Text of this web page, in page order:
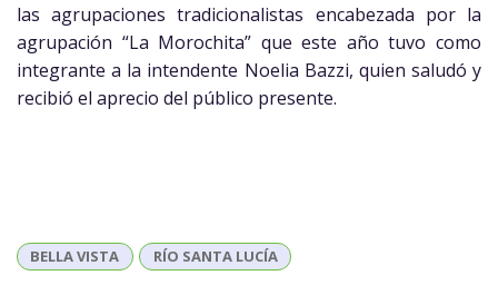
las agrupaciones tradicionalistas encabezada por la
agrupación “La Morochita” que este año tuvo como
integrante a la intendente Noelia Bazzi, quien saludó y
recibió el aprecio del público presente.
BELLA VISTA RÍO SANTA LUCÍA